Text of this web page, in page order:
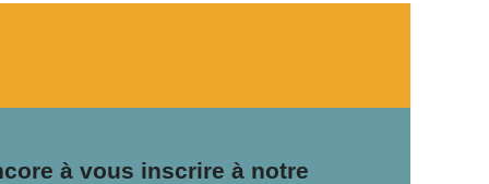
à vous inscrire à notre